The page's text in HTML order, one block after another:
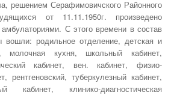
решением Серафимовичского Районного
от 11.11.1950г. произведено
С этого времени в состав
вошли: родиль­ное отделение, детская и
молочная кухня, школь­ный кабинет,
кабинет, вен. кабинет, физио­
рентгеновский, туберкулезный кабинет,
кабинет, клинико-диагностическая